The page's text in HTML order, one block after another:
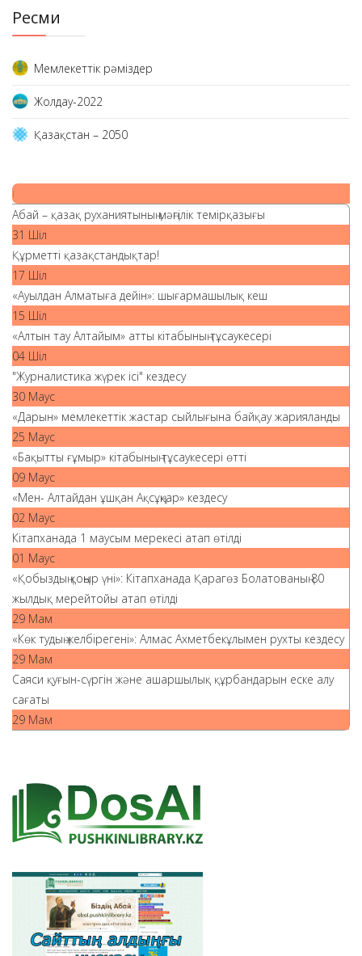
Ресми
Мемлекеттік рәміздер
Жолдау-2022
Қазақстан – 2050
Абай – қазақ руханиятының мәңгілік темірқазығы
31 Шіл
Құрметті қазақстандықтар!
17 Шіл
«Ауылдан Алматыға дейін»: шығармашылық кеш
15 Шіл
«Алтын тау Алтайым» атты кітабының тұсаукесері
04 Шіл
"Журналистика жүрек ісі" кездесу
30 Маус
«Дарын» мемлекеттік жастар сыйлығына байқау жарияланды
25 Маус
«Бақытты ғұмыр» кітабының тұсаукесері өтті
09 Маус
«Мен- Алтайдан ұшқан Ақсұңқар» кездесу
02 Маус
Кітапханада 1 маусым мерекесі атап өтілді
01 Маус
«Қобыздың қоңыр үні»: Кітапханада Қарагөз Болатованың 80
жылдық мерейтойы атап өтілді
29 Мам
«Көк тудың желбірегені»: Алмас Ахметбекұлымен рухты кездесу
29 Мам
Саяси қуғын-сүргін және ашаршылық құрбандарын еске алу
сағаты
29 Мам